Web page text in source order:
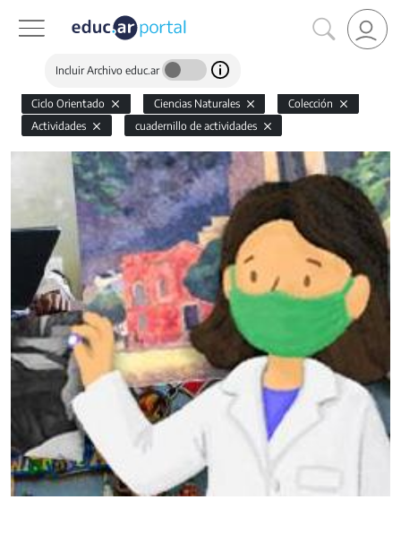
Incluir Archivo educ.ar
Ciclo Orientado Ciencias Naturales
Colección
Actividades
cuadernillo de actividades